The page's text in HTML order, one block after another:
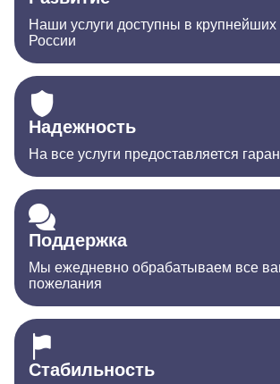
Наши услуги доступны в крупнейших
России
Надежность
На все услуги предоставляется
Поддержка
Мы ежедневно обрабатываем все
пожелания
Стабильность